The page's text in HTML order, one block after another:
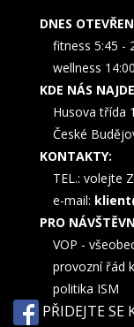
DNES
fitness 5:45 -
wellness
KDE NÁS
Husova třída
České
KONTAKTY:
TEL.: volejte
e-mail:
PRO
VOP -
provozní řád
politika ISM
PŘIDEJTE SE